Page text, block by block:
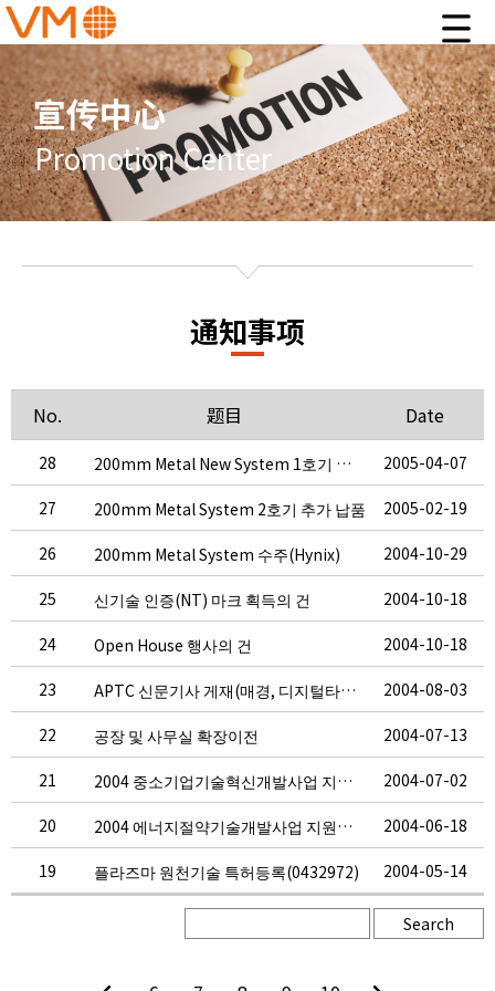
宣传中心
Promotion Center
通知事项
No. 题目 Date
28 200mm Metal New System 1호기 납품완료 2005-04-07
27 200mm Metal System 2호기 추가 납품 2005-02-19
26 200mm Metal System 수주(Hynix) 2004-10-29
25 신기술 인증(NT) 마크 획득의 건 2004-10-18
24 Open House 행사의 건 2004-10-18
23 APTC 신문기사 게재(매경, 디지털타임즈외) 2004-08-03
22 공장 및 사무실 확장이전 2004-07-13
21 2004 중소기업기술혁신개발사업 지원업체 선정 2004-07-02
20 2004 에너지절약기술개발사업 지원대상업체 선정 2004-06-18
19 플라즈마 원천기술 특허등록(0432972) 2004-05-14
Search